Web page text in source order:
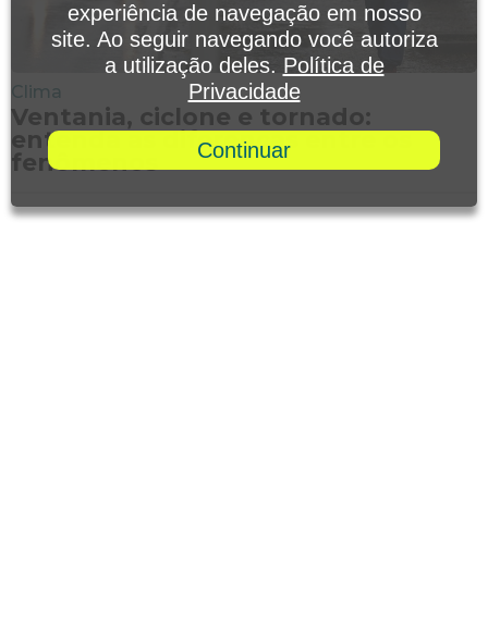
Clima
Ventania, ciclone e tornado:
entenda as diferenças entre os
fenômenos
experiência de navegação em nosso
site. Ao seguir navegando você autoriza
a utilização deles. Política de
Privacidade
Continuar